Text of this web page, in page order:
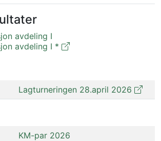
avdeling I
avdeling I *
Lagturneringen 28.april 2026
KM-par 2026